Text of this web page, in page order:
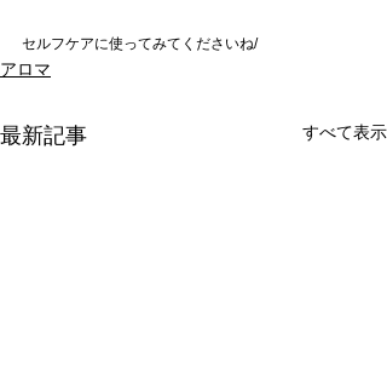
セルフケアに使ってみてくださいね/
アロマ
最新記事 すべて表示